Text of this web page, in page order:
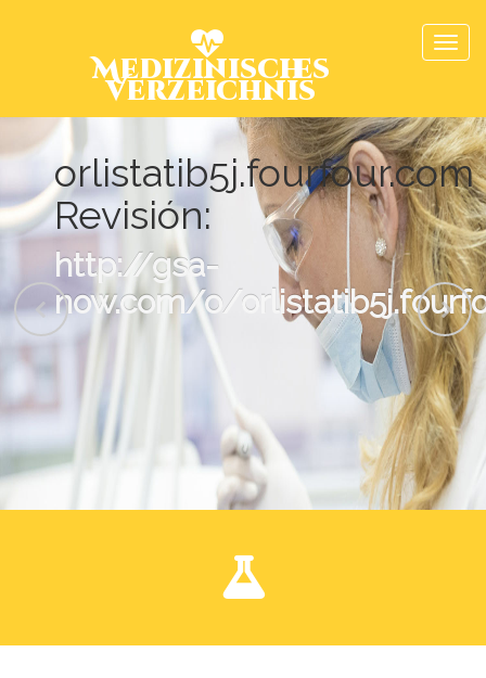
Medizinisches
Verzeichnis
orlistatib5j.fourfour.com
Revisión:
http://gsa-
now.com/o/